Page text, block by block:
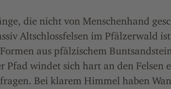
die nicht von Menschenhand
Altschlossfelsen im Pfälzerwald
aus pfälzischem
Pfad windet sich hart an den Felsen
Bei klarem Himmel haben